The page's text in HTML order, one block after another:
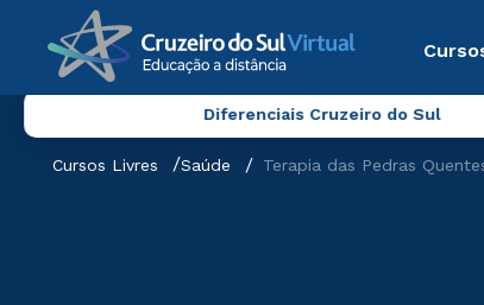
Diferenciais Cruzeiro do Sul
Cursos Livres Saúde Terapia das Pedras